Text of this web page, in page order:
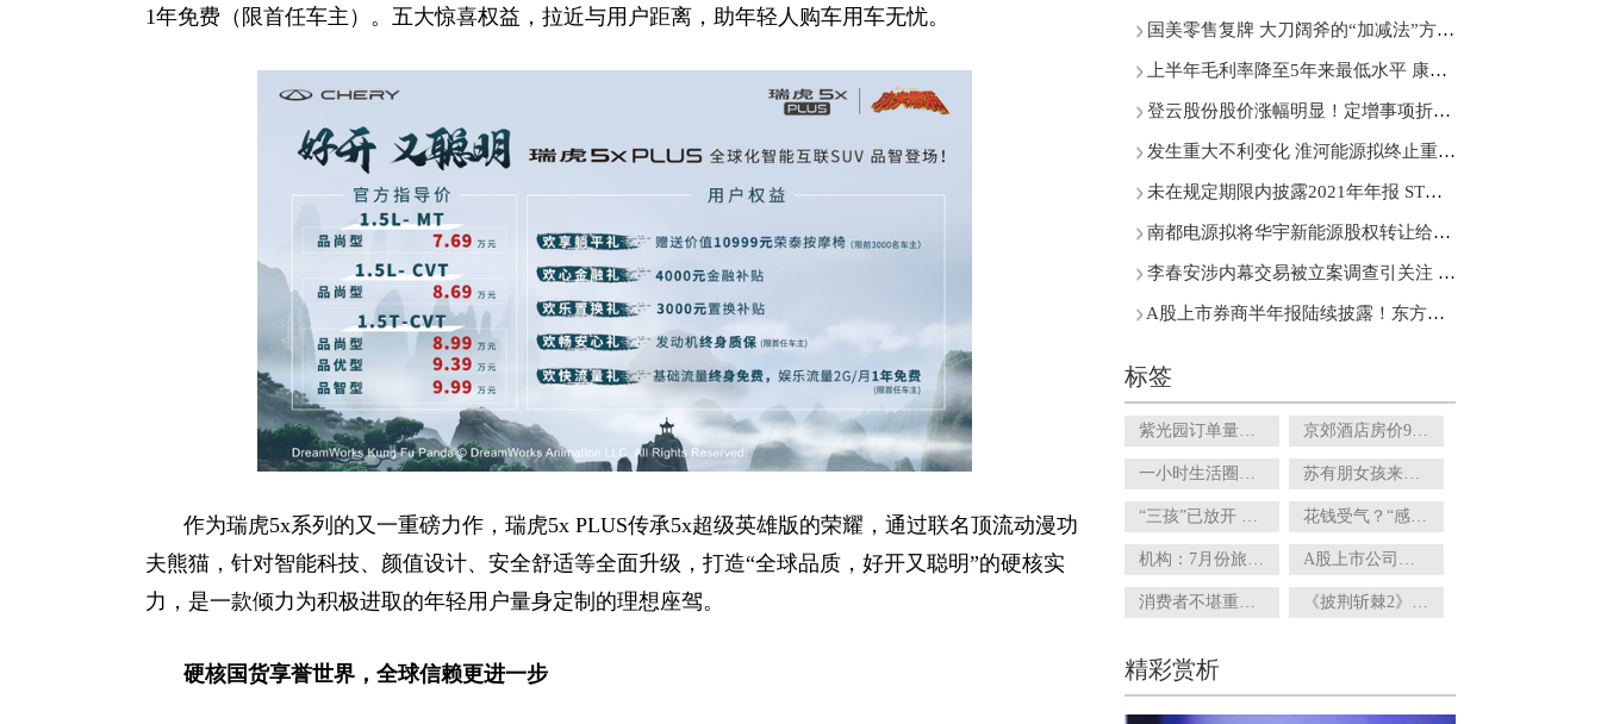
1年免费（限首任车主）。五大惊喜权益，拉近与用户距离，助年轻人购车用车无忧。
作为瑞虎5x系列的又一重磅力作，瑞虎5x PLUS传承5x超级英雄版的荣耀，通过联名顶流动漫功
夫熊猫，针对智能科技、颜值设计、安全舒适等全面升级，打造“全球品质，好开又聪明”的硬核实
力，是一款倾力为积极进取的年轻用户量身定制的理想座驾。
硬核国货享誉世界，全球信赖更进一步
国美零售复牌 大刀阔斧的“加减法”方案投资者买账吗？
上半年毛利率降至5年来最低水平 康师傅能扭转业绩颓势吗？
登云股份股价涨幅明显！定增事项折戟 未来还有吗?
发生重大不利变化 淮河能源拟终止重大资产重组事项
未在规定期限内披露2021年年报 ST柏龙合计被罚110万元
南都电源拟将华宇新能源股权转让给雅迪集团 交易作价为1.335亿元
李春安涉内幕交易被立案调查引关注 隆基绿能回应：标的并非公司股票
A股上市券商半年报陆续披露！东方财富同比正增长 国盛金控由盈转亏
标签
紫光园订单量环比增超2成 为何线上消费券能带来此效果? 京郊酒店房价9月开始回归 会展商务客源+周末休闲游成开学后重点
一小时生活圈被认可 候鸟留京、旅居回流成为北京远郊区新变化 苏有朋女孩来了！《披荆斩棘2》3天播放量超4亿
“三孩”已放开 试管婴儿保险要想起飞还得摆脱多少掣肘？ 花钱受气？“感谢对公司的关注”不能成为董秘万金油
机构：7月份旅游订单总量环比提升五成 亲子产品单人日均790元 A股上市公司刮起跨界太阳能热潮 真跨界还是糊弄股民？
消费者不堪重负！动刀消费医疗种植牙降价一小步 《披荆斩棘2》官宣定档 任贤齐、苏有朋等的音乐竞演会带来惊喜吗？
精彩赏析